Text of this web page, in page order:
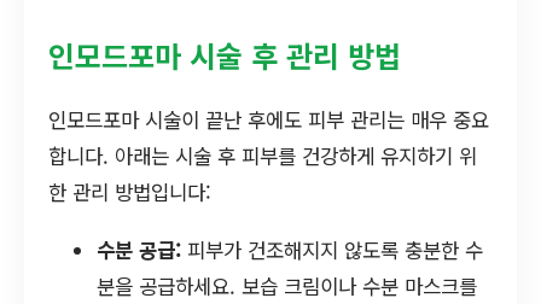
인모드포마 시술 후 관리 방법
인모드포마 시술이 끝난 후에도 피부 관리는 매우 중요
합니다. 아래는 시술 후 피부를 건강하게 유지하기 위
한 관리 방법입니다:
수분 공급: 피부가 건조해지지 않도록 충분한 수
분을 공급하세요. 보습 크림이나 수분 마스크를